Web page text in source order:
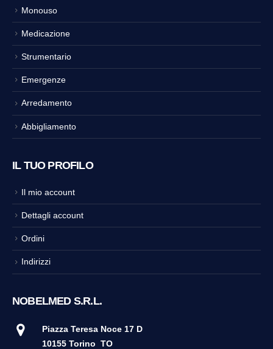
Monouso
Medicazione
Strumentario
Emergenze
Arredamento
Abbigliamento
IL TUO PROFILO
Il mio account
Dettagli account
Ordini
Indirizzi
NOBELMED S.R.L.
Piazza Teresa Noce 17 D
10155 Torino TO